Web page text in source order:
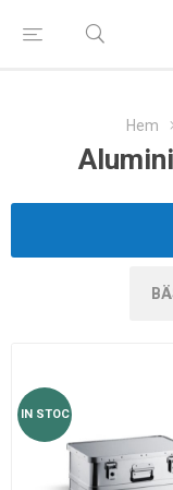
Hem
IN STOC